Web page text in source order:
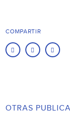
COMPARTIR
OTRAS